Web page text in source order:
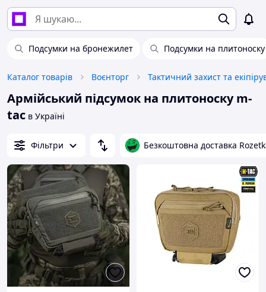
Подсумки на бронежилет Подсумки на плитоноску
Каталог товарів Воєнторг Тактичний захист та
Армійський підсумок на плитоноску m-
tac в Україні
Фільтри Безкоштовна доставка